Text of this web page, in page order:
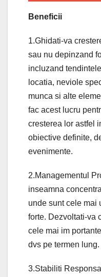
Beneficii
1.Ghidati-va
sau nu depinzand
incluzand
locatia, neviole
munca si alte
fac acest lucru
cresterea lor astfel
obiective definite,
evenimente.
2.Managementul
inseamna
unde sunt cele mai
forte. Dezvoltati-va
cele mai im
dvs pe termen lung.
3.Stabiliti